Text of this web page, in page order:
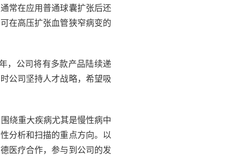
常在应用普通球囊扩张后还
在高压扩张血管狭窄病变的
，公司将有多款产品陆续递
公司坚持人才战略，希望吸
绕重大疾病尤其是慢性病中
分析和扫描的重点方向。以
医疗合作，参与到公司的发